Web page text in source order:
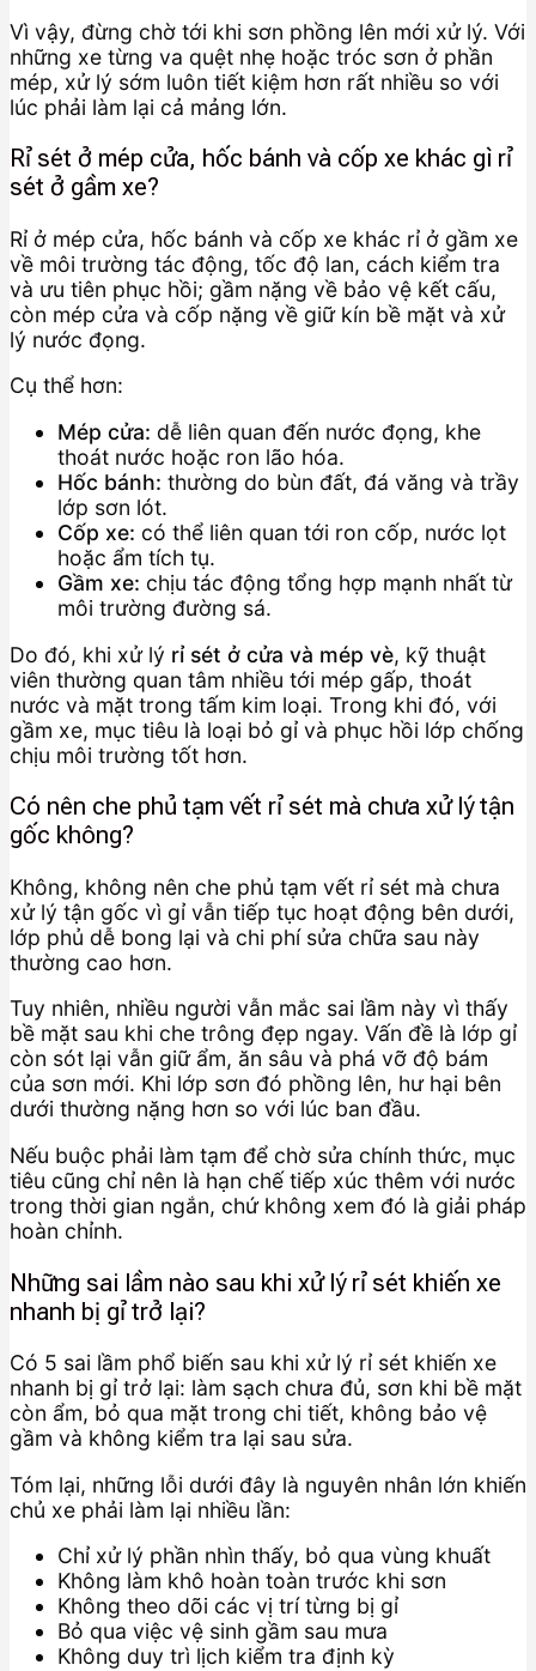
Vì vậy, đừng chờ tới khi sơn phồng lên mới xử lý. Với
những xe từng va quệt nhẹ hoặc tróc sơn ở phần
mép, xử lý sớm luôn tiết kiệm hơn rất nhiều so với
lúc phải làm lại cả mảng lớn.
Rỉ sét ở mép cửa, hốc bánh và cốp xe khác gì rỉ
sét ở gầm xe?
Rỉ ở mép cửa, hốc bánh và cốp xe khác rỉ ở gầm xe
về môi trường tác động, tốc độ lan, cách kiểm tra
và ưu tiên phục hồi; gầm nặng về bảo vệ kết cấu,
còn mép cửa và cốp nặng về giữ kín bề mặt và xử
lý nước đọng.
Cụ thể hơn:
Mép cửa: dễ liên quan đến nước đọng, khe
thoát nước hoặc ron lão hóa.
Hốc bánh: thường do bùn đất, đá văng và trầy
lớp sơn lót.
Cốp xe: có thể liên quan tới ron cốp, nước lọt
hoặc ẩm tích tụ.
Gầm xe: chịu tác động tổng hợp mạnh nhất từ
môi trường đường sá.
Do đó, khi xử lý rỉ sét ở cửa và mép vè, kỹ thuật
viên thường quan tâm nhiều tới mép gấp, thoát
nước và mặt trong tấm kim loại. Trong khi đó, với
gầm xe, mục tiêu là loại bỏ gỉ và phục hồi lớp chống
chịu môi trường tốt hơn.
Có nên che phủ tạm vết rỉ sét mà chưa xử lý tận
gốc không?
Không, không nên che phủ tạm vết rỉ sét mà chưa
xử lý tận gốc vì gỉ vẫn tiếp tục hoạt động bên dưới,
lớp phủ dễ bong lại và chi phí sửa chữa sau này
thường cao hơn.
Tuy nhiên, nhiều người vẫn mắc sai lầm này vì thấy
bề mặt sau khi che trông đẹp ngay. Vấn đề là lớp gỉ
còn sót lại vẫn giữ ẩm, ăn sâu và phá vỡ độ bám
của sơn mới. Khi lớp sơn đó phồng lên, hư hại bên
dưới thường nặng hơn so với lúc ban đầu.
Nếu buộc phải làm tạm để chờ sửa chính thức, mục
tiêu cũng chỉ nên là hạn chế tiếp xúc thêm với nước
trong thời gian ngắn, chứ không xem đó là giải pháp
hoàn chỉnh.
Những sai lầm nào sau khi xử lý rỉ sét khiến xe
nhanh bị gỉ trở lại?
Có 5 sai lầm phổ biến sau khi xử lý rỉ sét khiến xe
nhanh bị gỉ trở lại: làm sạch chưa đủ, sơn khi bề mặt
còn ẩm, bỏ qua mặt trong chi tiết, không bảo vệ
gầm và không kiểm tra lại sau sửa.
Tóm lại, những lỗi dưới đây là nguyên nhân lớn khiến
chủ xe phải làm lại nhiều lần:
Chỉ xử lý phần nhìn thấy, bỏ qua vùng khuất
Không làm khô hoàn toàn trước khi sơn
Không theo dõi các vị trí từng bị gỉ
Bỏ qua việc vệ sinh gầm sau mưa
Không duy trì lịch kiểm tra định kỳ